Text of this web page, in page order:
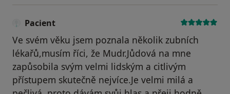
Pacient
Ve svém věku jsem poznala několik zubních
lékařů,musím říci, že Mudr.Jůdová na mne
zapůsobila svým velmi lidským a citlivým
přístupem skutečně nejvíce.Je velmi milá a